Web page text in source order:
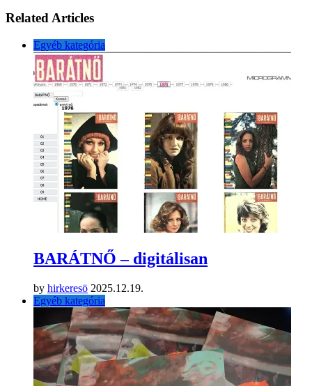
2024.09.21.
Previous PostAz államfő szerint figyelembe kell venni az ellenzék
ellenőrző szerepét
Next Post Kutya- és macskaevők kontra a valóság
Related Articles
Egyéb kategória